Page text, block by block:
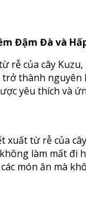
Đậm Đà và
của cây
thành
yêu thích và
từ rễ của
làm mất
món ăn mà